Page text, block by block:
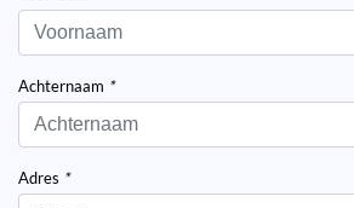
Achternaam *
Adres *